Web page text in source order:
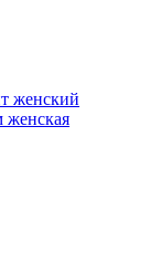
женcкий
женская